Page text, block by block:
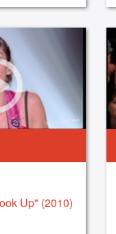
Up" (2010)